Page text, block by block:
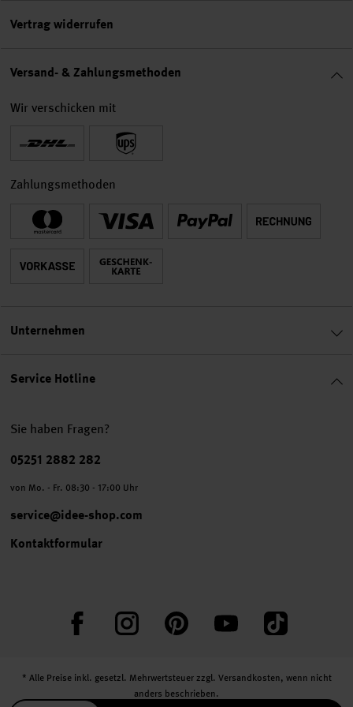
Service Hotline
Sie haben Fragen?
Telefonnummer
05251 2882 282
von Mo. - Fr. 08:30 - 17:00 Uhr
service@idee-shop.com
Kontaktformular
FacebookInstagram PinterestYouTube TikTok
Vertrag widerrufen
Versand- & Zahlungsmethoden
Wir verschicken mit
Zahlungsmethoden
Unternehmen
* Alle Preise inkl. gesetzl. Mehrwertsteuer zzgl. Versandkosten, wenn nicht
anders beschrieben.